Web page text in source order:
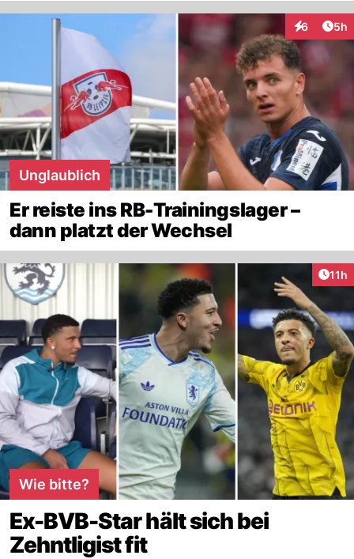
6 5h
Unglaublich
Er reiste ins RB-Trainingslager –
dann platzt der Wechsel
11h
Wie bitte?
Ex-BVB-Star hält sich bei
Zehntligist fit